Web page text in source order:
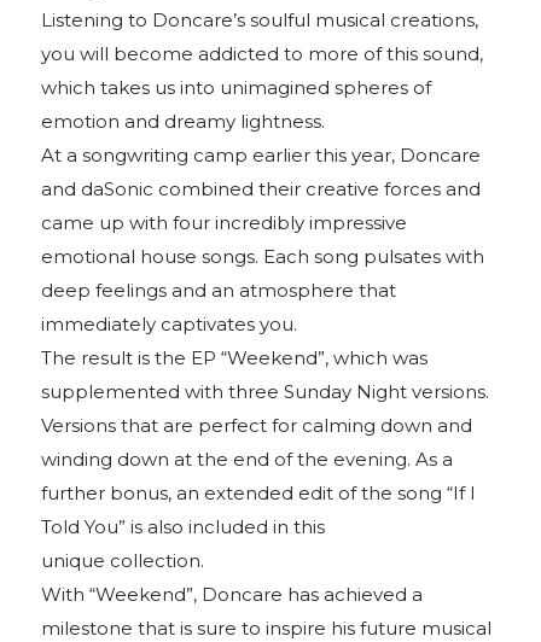
Listening to Doncare’s soulful musical creations,
you will become addicted to more of this sound,
which takes us into unimagined spheres of
emotion and dreamy lightness.
At a songwriting camp earlier this year, Doncare
and daSonic combined their creative forces and
came up with four incredibly impressive
emotional house songs. Each song pulsates with
deep feelings and an atmosphere that
immediately captivates you.
The result is the EP “Weekend”, which was
supplemented with three Sunday Night versions.
Versions that are perfect for calming down and
winding down at the end of the evening. As a
further bonus, an extended edit of the song “If I
Told You” is also included in this
unique collection.
With “Weekend”, Doncare has achieved a
milestone that is sure to inspire his future musical